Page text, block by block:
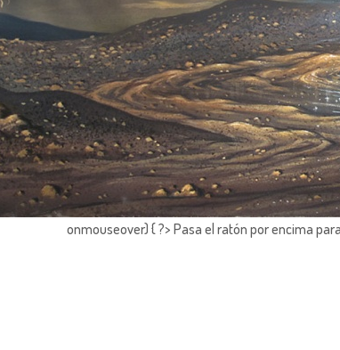
onmouseover) { ?> Pasa el ratón por encima